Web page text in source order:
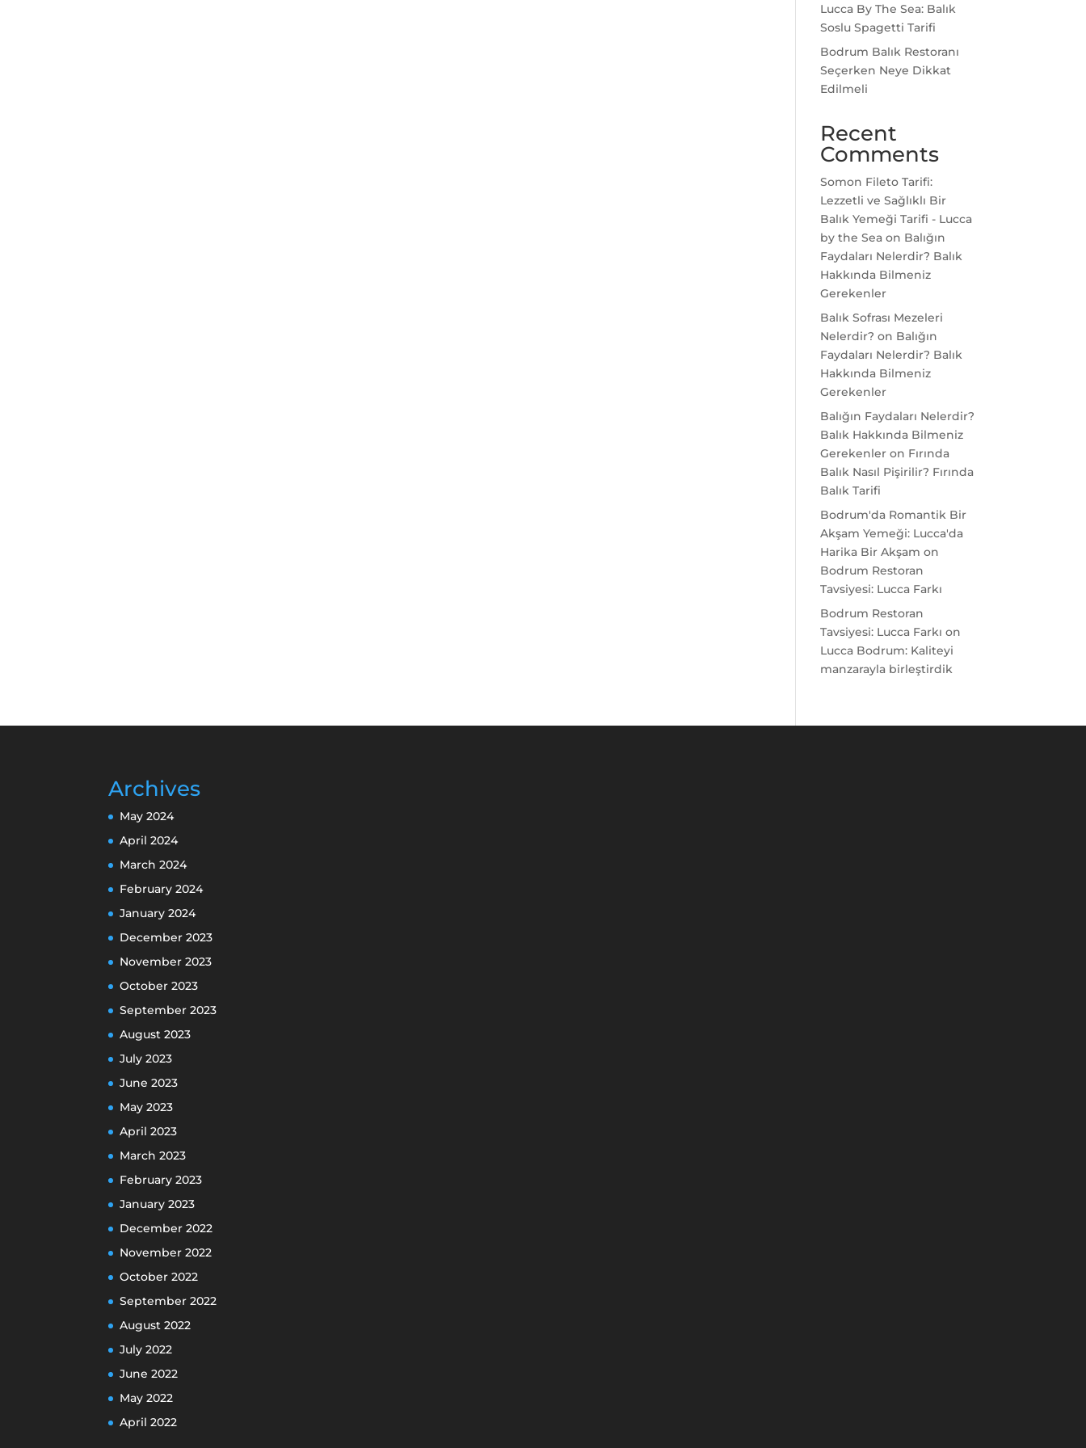
Lucca By The Sea: Balık
Soslu Spagetti Tarifi
Bodrum Balık Restoranı
Seçerken Neye Dikkat
Edilmeli
Recent
Comments
Somon Fileto Tarifi:
Lezzetli ve Sağlıklı Bir
Balık Yemeği Tarifi - Lucca
by the Sea on Balığın
Faydaları Nelerdir? Balık
Hakkında Bilmeniz
Gerekenler
Balık Sofrası Mezeleri
Nelerdir? on Balığın
Faydaları Nelerdir? Balık
Hakkında Bilmeniz
Gerekenler
Balığın Faydaları Nelerdir?
Balık Hakkında Bilmeniz
Gerekenler on Fırında
Balık Nasıl Pişirilir? Fırında
Balık Tarifi
Bodrum'da Romantik Bir
Akşam Yemeği: Lucca'da
Harika Bir Akşam on
Bodrum Restoran
Tavsiyesi: Lucca Farkı
Bodrum Restoran
Tavsiyesi: Lucca Farkı on
Lucca Bodrum: Kaliteyi
manzarayla birleştirdik
Archives
May 2024
April 2024
March 2024
February 2024
January 2024
December 2023
November 2023
October 2023
September 2023
August 2023
July 2023
June 2023
May 2023
April 2023
March 2023
February 2023
January 2023
December 2022
November 2022
October 2022
September 2022
August 2022
July 2022
June 2022
May 2022
April 2022